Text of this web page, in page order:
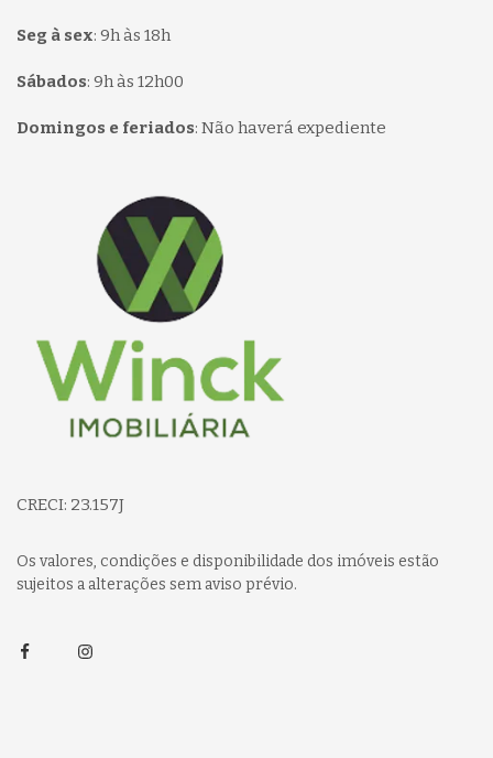
Seg à sex: 9h às 18h
Sábados: 9h às 12h00
Domingos e feriados: Não haverá expediente
Página inicial
CRECI: 23.157J
Os valores, condições e disponibilidade dos imóveis estão
sujeitos a alterações sem aviso prévio.
FacebookInstagram